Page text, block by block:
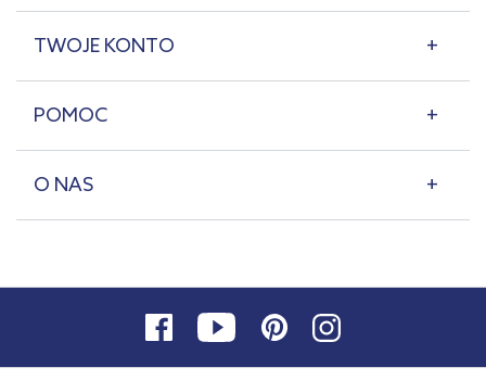
TWOJE KONTO
POMOC
O NAS